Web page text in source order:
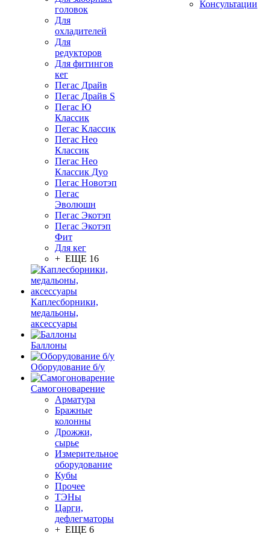
головок
Для
охладителей
Для
редукторов
Для фитингов
кег
Пегас Драйв
Пегас Драйв S
Пегас Ю
Классик
Пегас Классик
Пегас Нео
Классик
Пегас Нео
Классик Дуо
Пегас Новотэп
Пегас
Эволюшн
Пегас Экотэп
Пегас Экотэп
Фит
Для кег
+ ЕЩЕ 16
Каплесборники,
медальоны,
аксессуары
Баллоны
Оборудование б/у
Самогоноварение
Арматура
Бражные
колонны
Дрожжи,
сырье
Измерительное
оборудование
Кубы
Прочее
ТЭНы
Царги,
дефлегматоры
+ ЕЩЕ 6
Консультации